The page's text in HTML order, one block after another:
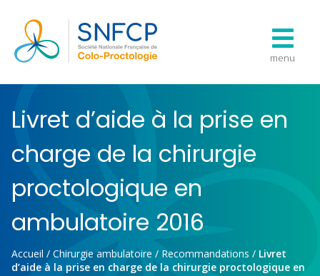
menu
Livret d’aide à la prise en
charge de la chirurgie
proctologique en
ambulatoire 2016
Accueil / Chirurgie ambulatoire / Recommandations / Livret
d’aide à la prise en charge de la chirurgie proctologique en